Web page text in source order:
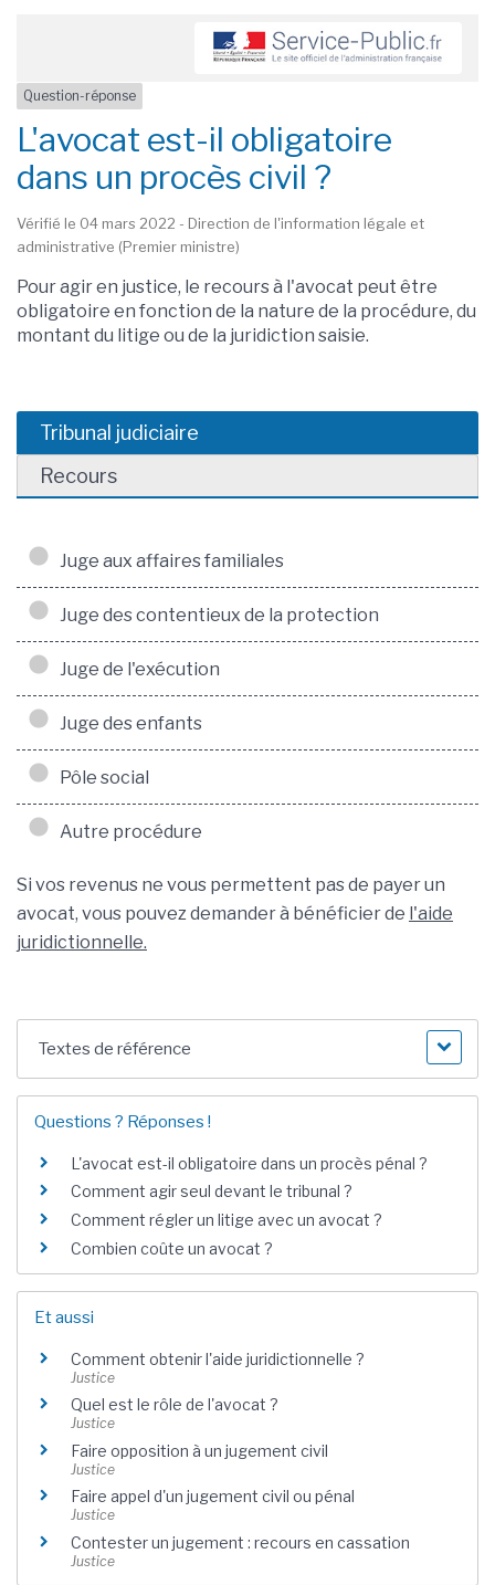
Question-réponse
L'avocat est-il obligatoire
dans un procès civil ?
Vérifié le 04 mars 2022 - Direction de l'information légale et
administrative (Premier ministre)
Pour agir en justice, le recours à l'avocat peut être
obligatoire en fonction de la nature de la procédure, du
montant du litige ou de la juridiction saisie.
Tribunal judiciaire
Recours
Juge aux affaires familiales
Juge des contentieux de la protection
Juge de l'exécution
Juge des enfants
Pôle social
Autre procédure
Si vos revenus ne vous permettent pas de payer un
avocat, vous pouvez demander à bénéficier de l'aide
juridictionnelle.
Textes de référence
Questions ? Réponses !
L'avocat est-il obligatoire dans un procès pénal ?
Comment agir seul devant le tribunal ?
Comment régler un litige avec un avocat ?
Combien coûte un avocat ?
Et aussi
Comment obtenir l'aide juridictionnelle ?
Justice
Quel est le rôle de l'avocat ?
Justice
Faire opposition à un jugement civil
Justice
Faire appel d'un jugement civil ou pénal
Justice
Contester un jugement : recours en cassation
Justice